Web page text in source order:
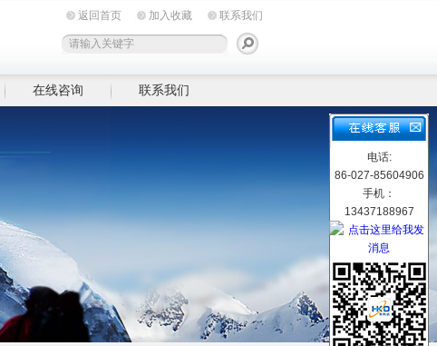
返回首页 加入收藏 联系我们
在线咨询 联系我们
电话:
86-027-85604906
手机：
13437188967